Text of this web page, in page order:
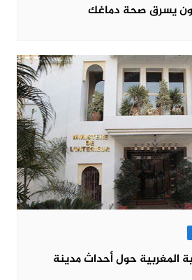
يسرق صحة دماغك
المغربية حول أحداث مدينة